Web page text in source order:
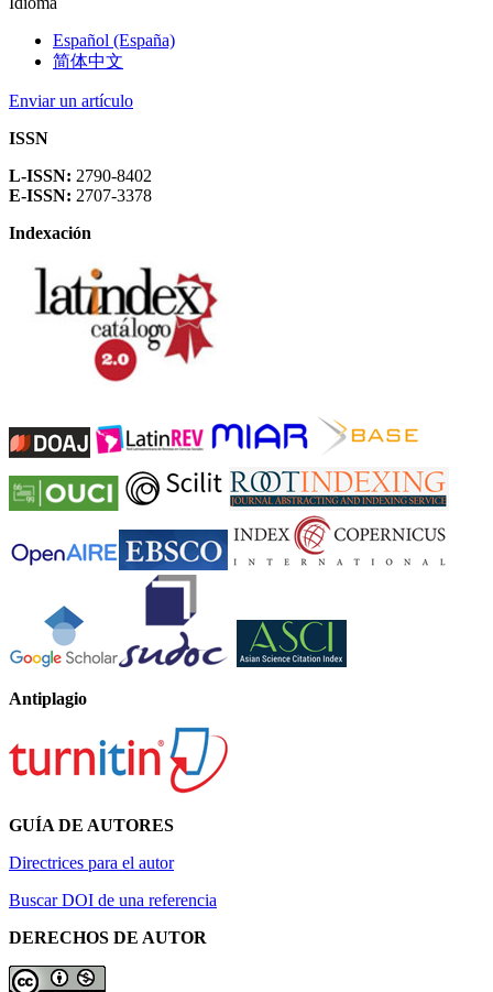
Español (España)
简体中文
Enviar un artículo
ISSN
L-ISSN: 2790-8402
E-ISSN: 2707-3378
Indexación
Antiplagio
GUÍA DE AUTORES
Directrices para el autor
Buscar DOI de una referencia
DERECHOS DE AUTOR